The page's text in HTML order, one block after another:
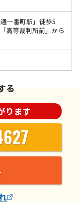
一番町駅」徒歩5
高等裁判所前」から
る
ります